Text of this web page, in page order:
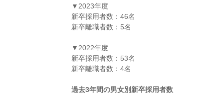
▼2023年度
新卒採用者数：46名
新卒離職者数：5名
▼2022年度
新卒採用者数：53名
新卒離職者数：4名
過去3年間の男女別新卒採用者数